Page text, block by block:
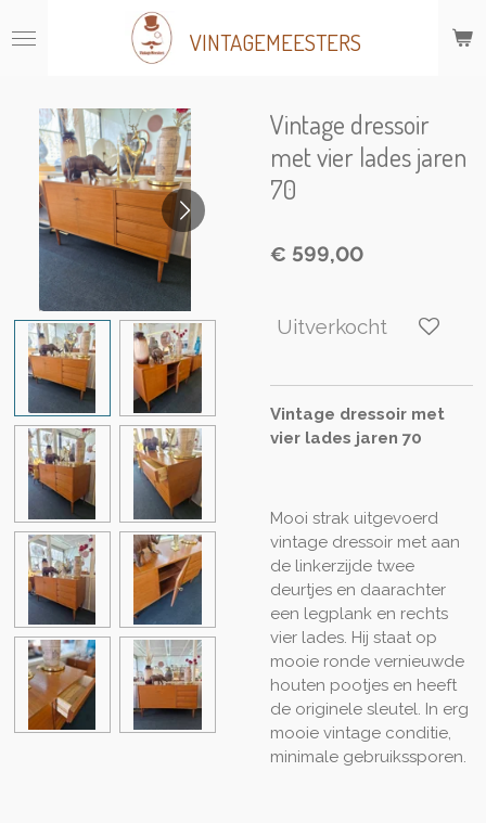
direct
hoofdinhoud
VINTAGEMEESTERS
Vintage dressoir
met vier lades jaren
70
€ 599,00
Uitverkocht
Vintage dressoir met
vier lades jaren 70
Mooi strak uitgevoerd
vintage dressoir met aan
de linkerzijde twee
deurtjes en daarachter
een legplank en rechts
vier lades. Hij staat op
mooie ronde vernieuwde
houten pootjes en heeft
de originele sleutel. In erg
mooie vintage conditie,
minimale gebruikssporen.